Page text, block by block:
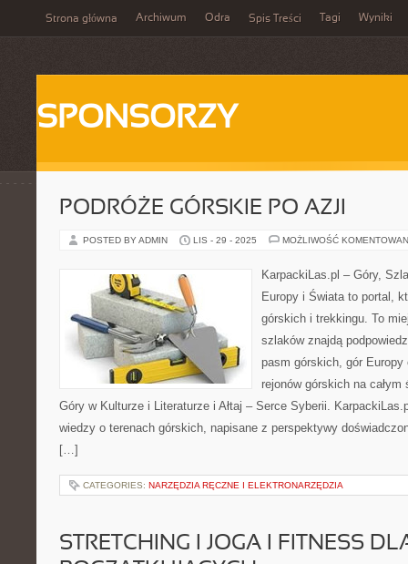
Strona główna Archiwum Odra Spis Treści Tagi Wyniki
SPONSORZY
PODRÓŻE GÓRSKIE PO AZJI
POSTED BY ADMIN LIS - 29 - 2025 MOŻLIWOŚĆ
KarpackiLas.pl – Góry,
Europy i Świata to portal,
górskich i trekkingu. To
szlaków znajdą
pasm górskich, gór
rejonów górskich na
Góry w Kulturze i Literaturze i Ałtaj – Serce Syberii.
wiedzy o terenach górskich, napisane z perspektywy
[…]
CATEGORIES: NARZĘDZIA RĘCZNE I ELEKTRONARZĘDZIA
STRETCHING I JOGA I FITNESS